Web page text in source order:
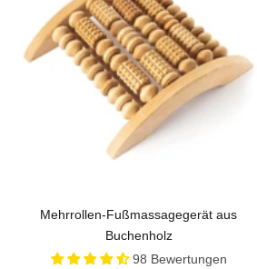
Mehrrollen-Fußmassagegerät aus
Buchenholz
98 Bewertungen